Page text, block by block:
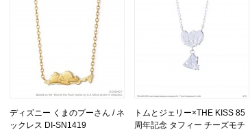
ディズニー くまのプーさん / ネ
ックレス DI-SN1419
トムとジェリー×THE KISS 85
周年記念 タフィー チーズモチ